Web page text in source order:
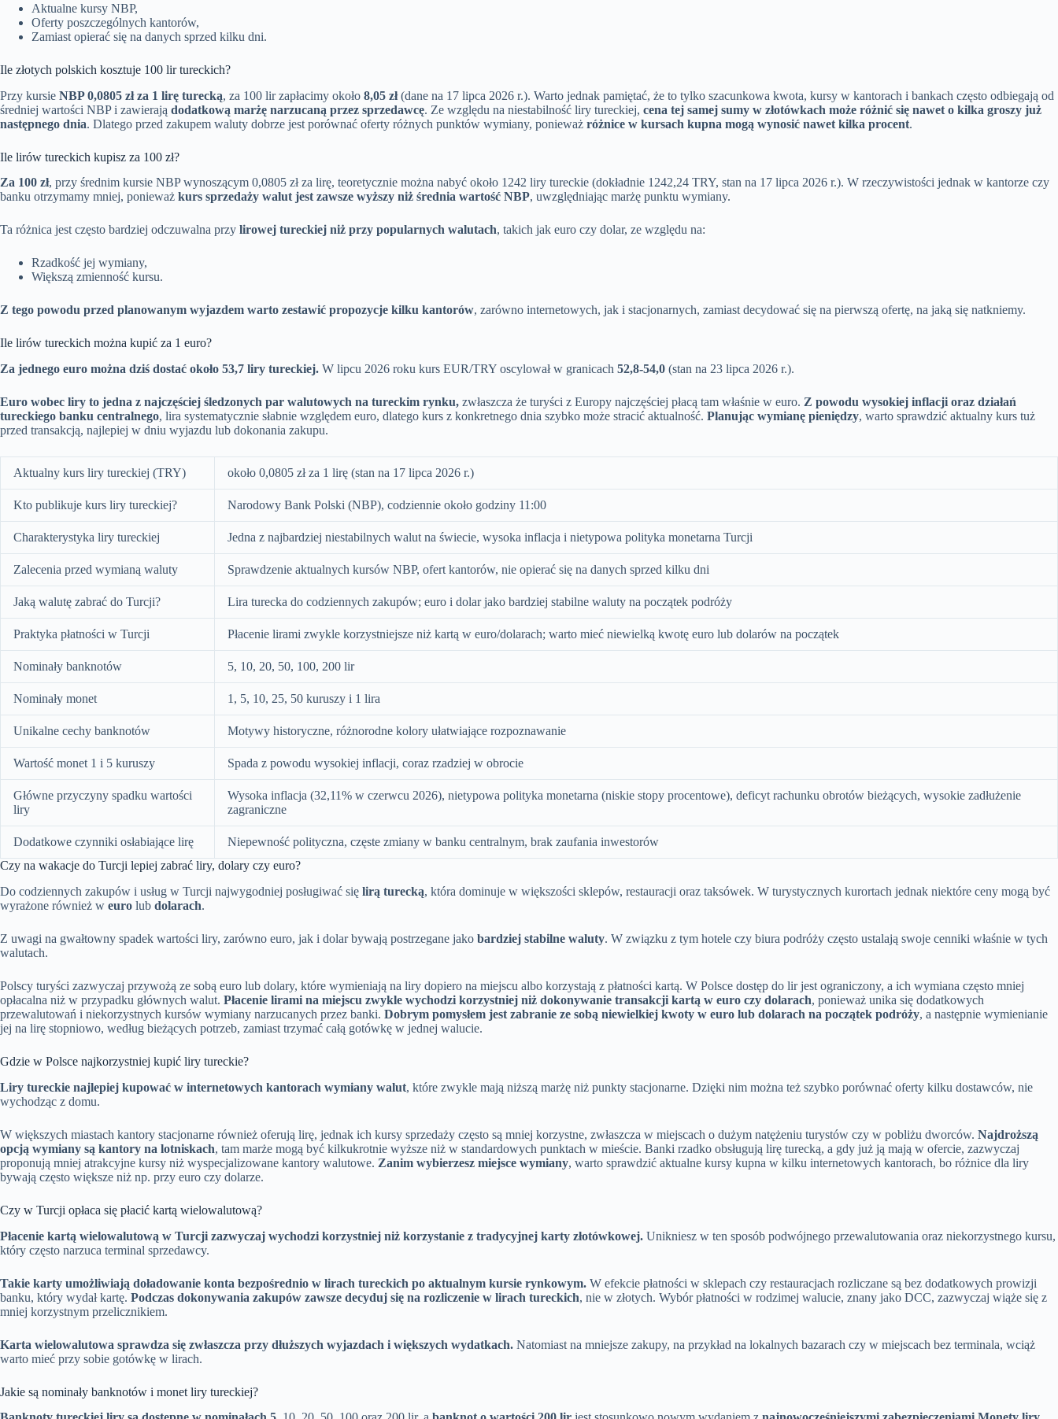
Aktualne kursy NBP,
Oferty poszczególnych kantorów,
Zamiast opierać się na danych sprzed kilku dni.
Ile złotych polskich kosztuje 100 lir tureckich?
Przy kursie NBP 0,0805 zł za 1 lirę turecką, za 100 lir zapłacimy około 8,05 zł(dane na 17 lipca 2026 r.). Warto jednak pamiętać, że to tylko szacunkowa kwota, kursy w kantorach i bankach często odbiegają od
średniej wartości NBP i zawierają dodatkową marżę narzucaną przez sprzedawcę. Ze względu na niestabilność liry tureckiej, cena tej samej sumy w złotówkach może różnić się nawet o kilka groszy już
następnego dnia. Dlatego przed zakupem waluty dobrze jest porównać oferty różnych punktów wymiany, ponieważ różnice w kursach kupna mogą wynosić nawet kilka procent.
Ile lirów tureckich kupisz za 100 zł?
Za 100 zł, przy średnim kursie NBP wynoszącym 0,0805 zł za lirę, teoretycznie można nabyć około 1242 liry tureckie (dokładnie 1242,24 TRY, stan na 17 lipca 2026 r.). W rzeczywistości jednak w kantorze czy
banku otrzymamy mniej, ponieważ kurs sprzedaży walut jest zawsze wyższy niż średnia wartość NBP, uwzględniając marżę punktu wymiany.
Ta różnica jest często bardziej odczuwalna przy lirowej tureckiej niż przy popularnych walutach, takich jak euro czy dolar, ze względu na:
Rzadkość jej wymiany,
Większą zmienność kursu.
Z tego powodu przed planowanym wyjazdem warto zestawić propozycje kilku kantorów, zarówno internetowych, jak i stacjonarnych, zamiast decydować się na pierwszą ofertę, na jaką się natkniemy.
Ile lirów tureckich można kupić za 1 euro?
Za jednego euro można dziś dostać około 53,7 liry tureckiej. W lipcu 2026 roku kurs EUR/TRY oscylował w granicach 52,8-54,0 (stan na 23 lipca 2026 r.).
Euro wobec liry to jedna z najczęściej śledzonych par walutowych na tureckim rynku, zwłaszcza że turyści z Europy najczęściej płacą tam właśnie w euro. Z powodu wysokiej inflacji oraz działań
tureckiego banku centralnego, lira systematycznie słabnie względem euro, dlatego kurs z konkretnego dnia szybko może stracić aktualność. Planując wymianę pieniędzy, warto sprawdzić aktualny kurs tuż
przed transakcją, najlepiej w dniu wyjazdu lub dokonania zakupu.
Aktualny kurs liry tureckiej (TRY) około 0,0805 zł za 1 lirę (stan na 17 lipca 2026 r.)
Kto publikuje kurs liry tureckiej? Narodowy Bank Polski (NBP), codziennie około godziny 11:00
Charakterystyka liry tureckiej Jedna z najbardziej niestabilnych walut na świecie, wysoka inflacja i nietypowa polityka monetarna Turcji
Zalecenia przed wymianą waluty Sprawdzenie aktualnych kursów NBP, ofert kantorów, nie opierać się na danych sprzed kilku dni
Jaką walutę zabrać do Turcji? Lira turecka do codziennych zakupów; euro i dolar jako bardziej stabilne waluty na początek podróży
Praktyka płatności w Turcji Płacenie lirami zwykle korzystniejsze niż kartą w euro/dolarach; warto mieć niewielką kwotę euro lub dolarów na początek
Nominały banknotów 5, 10, 20, 50, 100, 200 lir
Nominały monet 1, 5, 10, 25, 50 kuruszy i 1 lira
Unikalne cechy banknotów Motywy historyczne, różnorodne kolory ułatwiające rozpoznawanie
Wartość monet 1 i 5 kuruszy Spada z powodu wysokiej inflacji, coraz rzadziej w obrocie
Główne przyczyny spadku wartości
liry
Wysoka inflacja (32,11% w czerwcu 2026), nietypowa polityka monetarna (niskie stopy procentowe), deficyt rachunku obrotów bieżących, wysokie zadłużenie
zagraniczne
Dodatkowe czynniki osłabiające lirę
Niepewność polityczna, częste zmiany w banku centralnym, brak zaufania inwestorów
Czy na wakacje do Turcji lepiej zabrać liry, dolary czy euro?
Do codziennych zakupów i usług w Turcji najwygodniej posługiwać się lirą turecką, która dominuje w większości sklepów, restauracji oraz taksówek. W turystycznych kurortach jednak niektóre ceny mogą być
wyrażone również w euro lub dolarach.
Z uwagi na gwałtowny spadek wartości liry, zarówno euro, jak i dolar bywają postrzegane jako bardziej stabilne waluty. W związku z tym hotele czy biura podróży często ustalają swoje cenniki właśnie w tych
walutach.
Polscy turyści zazwyczaj przywożą ze sobą euro lub dolary, które wymieniają na liry dopiero na miejscu albo korzystają z płatności kartą. W Polsce dostęp do lir jest ograniczony, a ich wymiana często mniej
opłacalna niż w przypadku głównych walut. Płacenie lirami na miejscu zwykle wychodzi korzystniej niż dokonywanie transakcji kartą w euro czy dolarach, ponieważ unika się dodatkowych
przewalutowań i niekorzystnych kursów wymiany narzucanych przez banki. Dobrym pomysłem jest zabranie ze sobą niewielkiej kwoty w euro lub dolarach na początek podróży, a następnie wymienianie
jej na lirę stopniowo, według bieżących potrzeb, zamiast trzymać całą gotówkę w jednej walucie.
Gdzie w Polsce najkorzystniej kupić liry tureckie?
Liry tureckie najlepiej kupować w internetowych kantorach wymiany walut, które zwykle mają niższą marżę niż punkty stacjonarne. Dzięki nim można też szybko porównać oferty kilku dostawców, nie
wychodząc z domu.
W większych miastach kantory stacjonarne również oferują lirę, jednak ich kursy sprzedaży często są mniej korzystne, zwłaszcza w miejscach o dużym natężeniu turystów czy w pobliżu dworców. Najdroższą
opcją wymiany są kantory na lotniskach, tam marże mogą być kilkukrotnie wyższe niż w standardowych punktach w mieście. Banki rzadko obsługują lirę turecką, a gdy już ją mają w ofercie, zazwyczaj
proponują mniej atrakcyjne kursy niż wyspecjalizowane kantory walutowe. Zanim wybierzesz miejsce wymiany, warto sprawdzić aktualne kursy kupna w kilku internetowych kantorach, bo różnice dla liry
bywają często większe niż np. przy euro czy dolarze.
Czy w Turcji opłaca się płacić kartą wielowalutową?
Płacenie kartą wielowalutową w Turcji zazwyczaj wychodzi korzystniej niż korzystanie z tradycyjnej karty złotówkowej. Unikniesz w ten sposób podwójnego przewalutowania oraz niekorzystnego kursu,
który często narzuca terminal sprzedawcy.
Takie karty umożliwiają doładowanie konta bezpośrednio w lirach tureckich po aktualnym kursie rynkowym. W efekcie płatności w sklepach czy restauracjach rozliczane są bez dodatkowych prowizji
banku, który wydał kartę. Podczas dokonywania zakupów zawsze decyduj się na rozliczenie w lirach tureckich, nie w złotych. Wybór płatności w rodzimej walucie, znany jako DCC, zazwyczaj wiąże się z
mniej korzystnym przelicznikiem.
Karta wielowalutowa sprawdza się zwłaszcza przy dłuższych wyjazdach i większych wydatkach. Natomiast na mniejsze zakupy, na przykład na lokalnych bazarach czy w miejscach bez terminala, wciąż
warto mieć przy sobie gotówkę w lirach.
Jakie są nominały banknotów i monet liry tureckiej?